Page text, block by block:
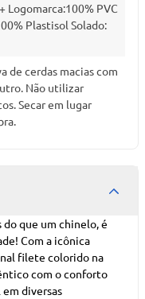
Logomarca:100% PVC
Plastisol Solado:
de cerdas macias com
Não utilizar
Secar em lugar
do que um chinelo, é
Com a icônica
filete colorido na
com o conforto
diversas